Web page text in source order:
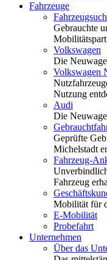
Fahrzeuge
Gebrauchte
Volkswagen
Die
Volkswagen
Nutzung
Audi
Die
Geprüfte
Michelstadt
Fahrzeug-
Fahrzeug
Mobilität für
E-Mobilität
Probefahrt
Unternehmen
Über das